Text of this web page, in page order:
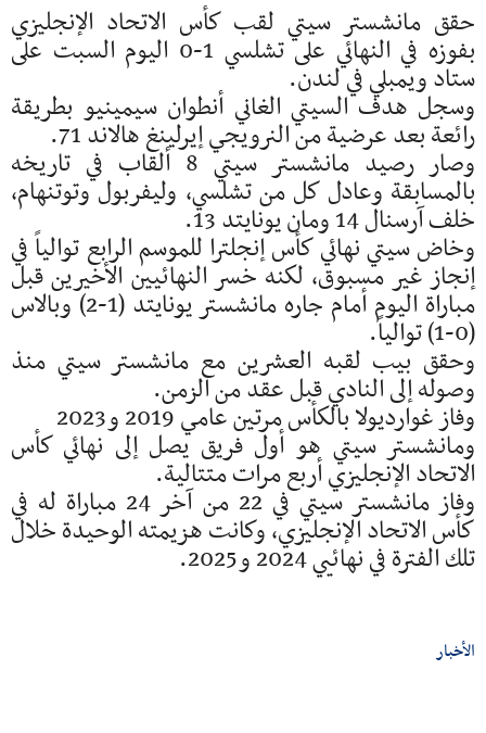
حقق مانشستر سيتي لقب كأس الاتحاد الإنجليزي
بفوزه في النهائي على تشلسي 1-0 اليوم السبت على
ستاد ويمبلي في لندن.
وسجل هدف السيتي الغاني أنطوان سيمينيو بطريقة
رائعة بعد عرضية من النرويجي إيرلينغ هالاند 71.
وصار رصيد مانشستر سيتي 8 ألقاب في تاريخه
بالمسابقة وعادل كل من تشلسي، وليفربول وتوتنهام،
خلف آرسنال 14 ومان يونايتد 13.
وخاض سيتي نهائي كأس إنجلترا للموسم الرابع توالياً في
إنجاز غير مسبوق، لكنه خسر النهائيين الأخيرين قبل
مباراة اليوم أمام جاره مانشستر يونايتد (1-2) وبالاس
(0-1) توالياً.
وحقق بيب لقبه العشرين مع مانشستر سيتي منذ
وصوله إلى النادي قبل عقد من الزمن.
وفاز غوارديولا بالكأس مرتين عامي 2019 و2023
ومانشستر سيتي هو أول فريق يصل إلى نهائي كأس
الاتحاد الإنجليزي أربع مرات متتالية.
وفاز مانشستر سيتي في 22 من آخر 24 مباراة له في
كأس الاتحاد الإنجليزي، وكانت هزيمته الوحيدة خلال
تلك الفترة في نهائيي 2024 و2025.
الأخبار